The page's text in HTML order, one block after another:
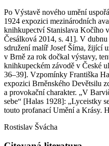
Po Výstavě nového umění
1924 expozici mezinárodních
knihkupectví Stanislava Kočího
Česálková 2014, s. 41]. V
sdružení malíř Josef Šíma, žijící
v Brně za rok dočkal výstavy,
knihkupeckém závodě v České
36–39]. Vzpomínky Františka
expozici Brněnského Devětsilu
a provokační charakter. „V
sebe“ [Halas 1928]: „Lyceistky
touto profanací Umění a Krásy.
Rostislav Švácha